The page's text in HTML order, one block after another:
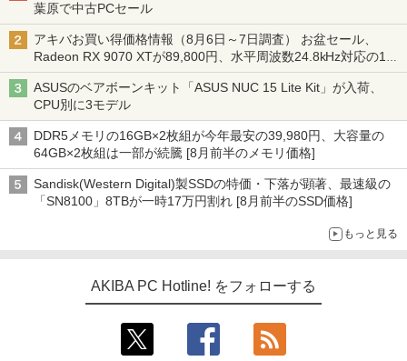
葉原で中古PCセール
アキバお買い得価格情報（8月6日～7日調査） お盆セール、
Radeon RX 9070 XTが89,800円、水平周波数24.8kHz対応の17
型モニターが9,801円、暑さ指数連動セール ほか
ASUSのベアボーンキット「ASUS NUC 15 Lite Kit」が入荷、
CPU別に3モデル
DDR5メモリの16GB×2枚組が今年最安の39,980円、大容量の
64GB×2枚組は一部が続騰 [8月前半のメモリ価格]
Sandisk(Western Digital)製SSDの特価・下落が顕著、最速級の
「SN8100」8TBが一時17万円割れ [8月前半のSSD価格]
もっと見る
AKIBA PC Hotline! をフォローする